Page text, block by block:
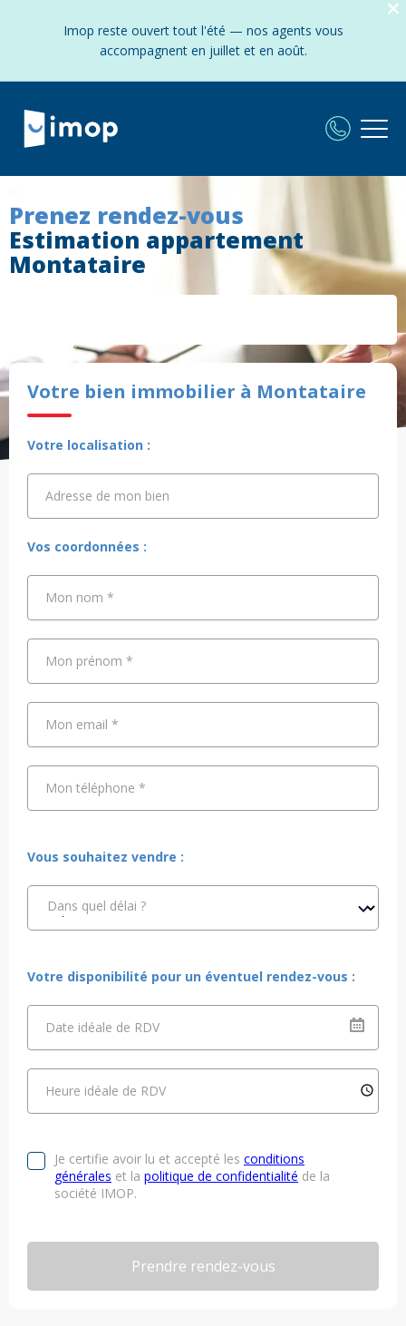
Imop reste ouvert tout l'été — nos agents vous
accompagnent en juillet et en août.
Prenez rendez-vous
Estimation appartement
Montataire
Votre bien immobilier à Montataire
Votre localisation :
Adresse de mon bien
Adresse de mon bien
Vos coordonnées :
Mon nom *
Mon prénom *
Mon email *
Mon téléphone *
Vous souhaitez vendre :
Dans quel délai ?
Votre disponibilité pour un éventuel rendez-vous :
Date idéale de RDV
Heure idéale de RDV
Je certifie avoir lu et accepté les conditions
générales et la politique de confidentialité de la
société IMOP.